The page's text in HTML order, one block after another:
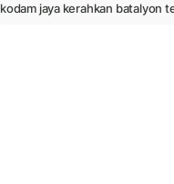
kodam jaya kerahkan batalyon